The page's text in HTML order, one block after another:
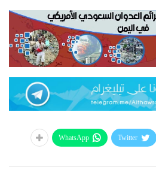
Twitter
WhatsApp